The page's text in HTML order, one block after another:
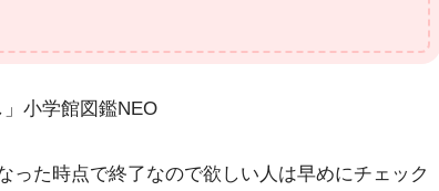
小学館図鑑NEO
った時点で終了なので欲しい人は早めにチェック